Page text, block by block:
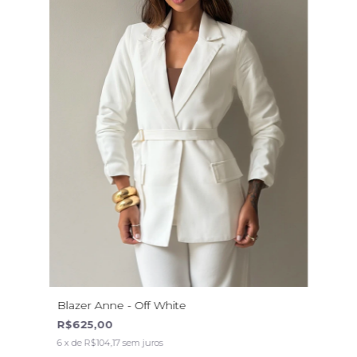
Blazer Anne - Off White
R$625,00
6 x de R$104,17 sem juros